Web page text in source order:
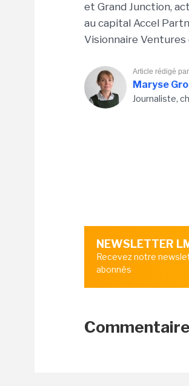
et Grand Junction,
au capital Accel
Visionnaire Ventures
Article rédigé par
Maryse
Journaliste,
NEWSLETTER
Recevez notre
abonnés
Commentaire